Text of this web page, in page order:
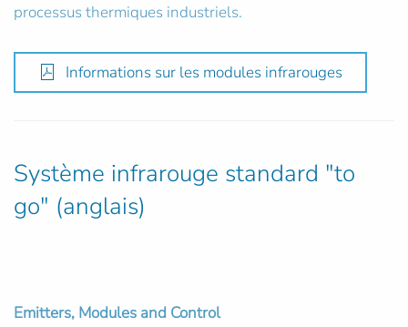
processus thermiques industriels.
Informations sur les modules infrarouges
Système infrarouge standard "to
go" (anglais)
Emitters, Modules and Control